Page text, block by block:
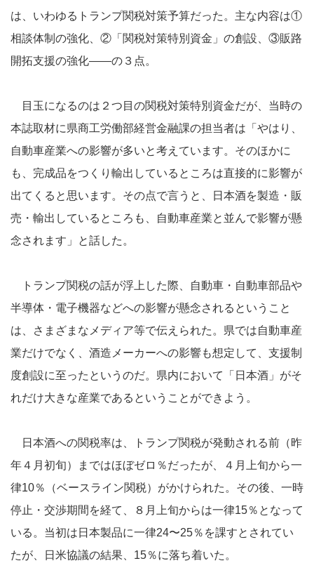
は、いわゆるトランプ関税対策予算だった。主な内容は①
相談体制の強化、②「関税対策特別資金」の創設、③販路
開拓支援の強化――の３点。
目玉になるのは２つ目の関税対策特別資金だが、当時の
本誌取材に県商工労働部経営金融課の担当者は「やはり、
自動車産業への影響が多いと考えています。そのほかに
も、完成品をつくり輸出しているところは直接的に影響が
出てくると思います。その点で言うと、日本酒を製造・販
売・輸出しているところも、自動車産業と並んで影響が懸
念されます」と話した。
トランプ関税の話が浮上した際、自動車・自動車部品や
半導体・電子機器などへの影響が懸念されるということ
は、さまざまなメディア等で伝えられた。県では自動車産
業だけでなく、酒造メーカーへの影響も想定して、支援制
度創設に至ったというのだ。県内において「日本酒」がそ
れだけ大きな産業であるということができよう。
日本酒への関税率は、トランプ関税が発動される前（昨
年４月初旬）まではほぼゼロ％だったが、４月上旬から一
律10％（ベースライン関税）がかけられた。その後、一時
停止・交渉期間を経て、８月上旬からは一律15％となって
いる。当初は日本製品に一律24〜25％を課すとされてい
たが、日米協議の結果、15％に落ち着いた。